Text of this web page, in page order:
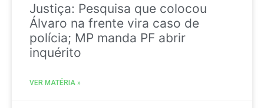
Justiça: Pesquisa que colocou
Álvaro na frente vira caso de
polícia; MP manda PF abrir
inquérito
VER MATÉRIA »